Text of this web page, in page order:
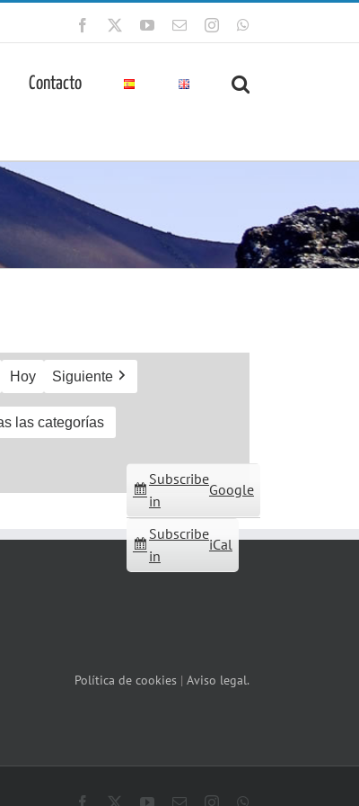
Facebook YouTube
CorreoInstagram
Contacto
Hoy Siguiente
las categorías
Subscribe
in
Google
Subscribe
in
iCal
Política de cookies | Aviso legal.
Facebook YouTube
CorreoInstagram